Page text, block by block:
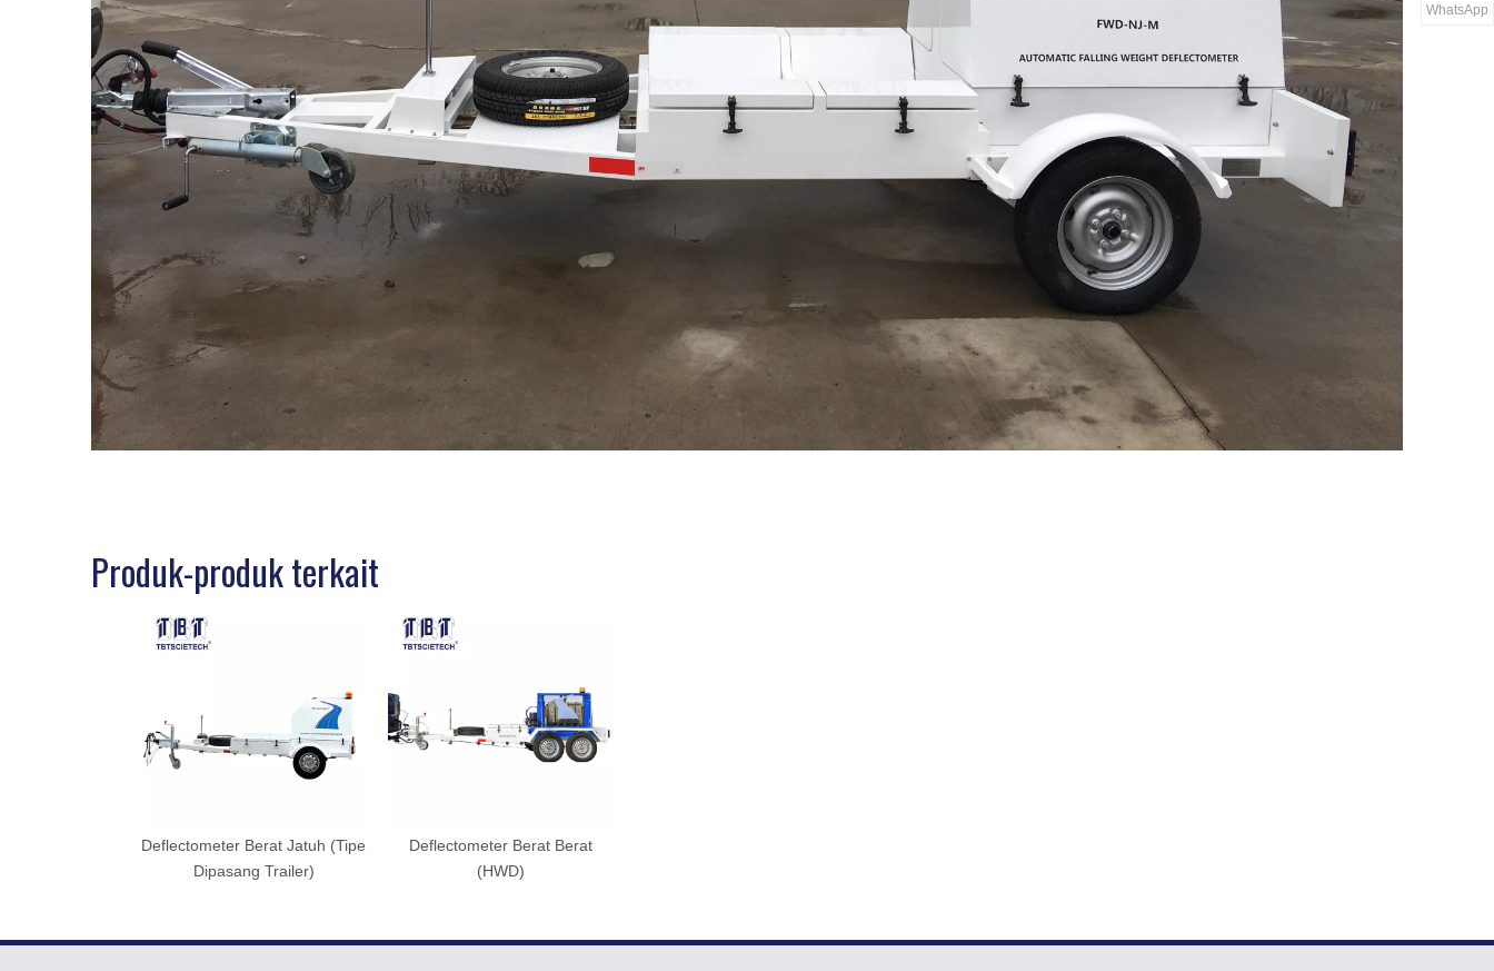
Produk-produk terkait
Deflectometer Berat Jatuh (Tipe
Dipasang Trailer)
Deflectometer Berat Berat
(HWD)
WhatsApp